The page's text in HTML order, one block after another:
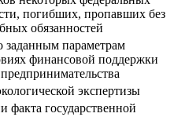
погибших, пропавших без
обязанностей
заданным параметрам
финансовой поддержки
экспертизы
факта государственной